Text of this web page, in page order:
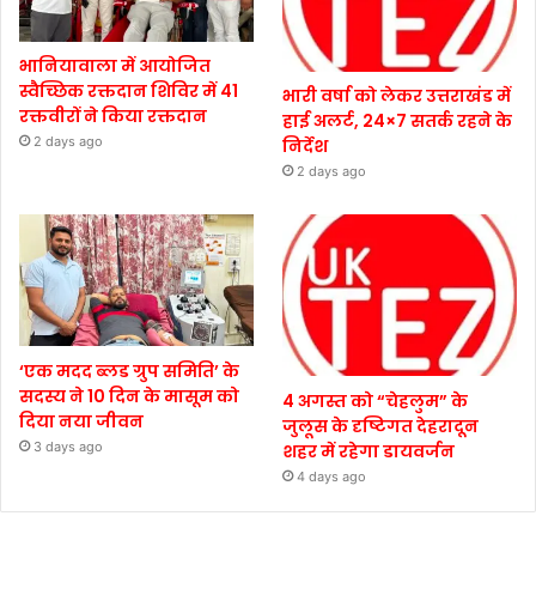
भानियावाला में आयोजित
स्वैच्छिक रक्तदान शिविर में 41
रक्तवीरों ने किया रक्तदान
2 days ago
भारी वर्षा को लेकर उत्तराखंड में
हाई अलर्ट, 24×7 सतर्क रहने के
निर्देश
2 days ago
‘एक मदद ब्लड ग्रुप समिति’ के
सदस्य ने 10 दिन के मासूम को
दिया नया जीवन
3 days ago
4 अगस्त को “चेहलुम” के
जुलूस के दृष्टिगत देहरादून
शहर में रहेगा डायवर्जन
4 days ago